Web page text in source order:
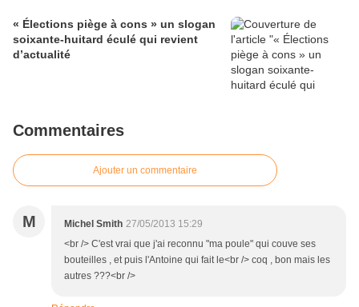
« Élections piège à cons » un slogan
soixante-huitard éculé qui revient
d’actualité
Commentaires
Ajouter un commentaire
M Michel Smith 27/05/2013 15:29
<br /> C'est vrai que j'ai reconnu "ma poule" qui couve ses
bouteilles , et puis l'Antoine qui fait le<br /> coq , bon mais les
autres ???<br />